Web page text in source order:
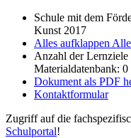
Schule mit dem
Kunst 2017
Alles aufklappen
Anzahl der
Materialdatenbank: 0
Dokument als PDF
Kontaktformular
Zugriff auf die
Schulportal!